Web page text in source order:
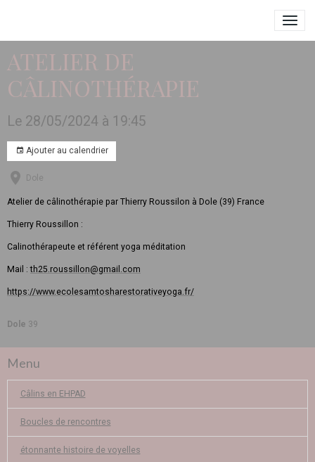
ATELIER DE
CÂLINOTHÉRAPIE
Le 28/05/2024 à 19:45
Ajouter au calendrier
Dole
Atelier de câlinothérapie par Thierry Roussilon à Dole (39) France
Thierry Roussillon :
Calinothérapeute et référent yoga méditation
Mail :th25.roussillon@gmail.com
https://www.ecolesamtosharestorativeyoga.fr/
Dole 39
Menu
Câlins en EHPAD
Boucles de rencontres
étonnante histoire de voyelles